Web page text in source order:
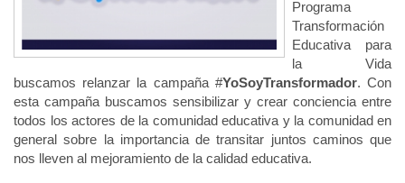
Programa
Transformación
Educativa para
la Vida
buscamos relanzar la campaña #YoSoyTransformador. Con
esta campaña buscamos sensibilizar y crear conciencia entre
todos los actores de la comunidad educativa y la comunidad en
general sobre la importancia de transitar juntos caminos que
nos lleven al mejoramiento de la calidad educativa.